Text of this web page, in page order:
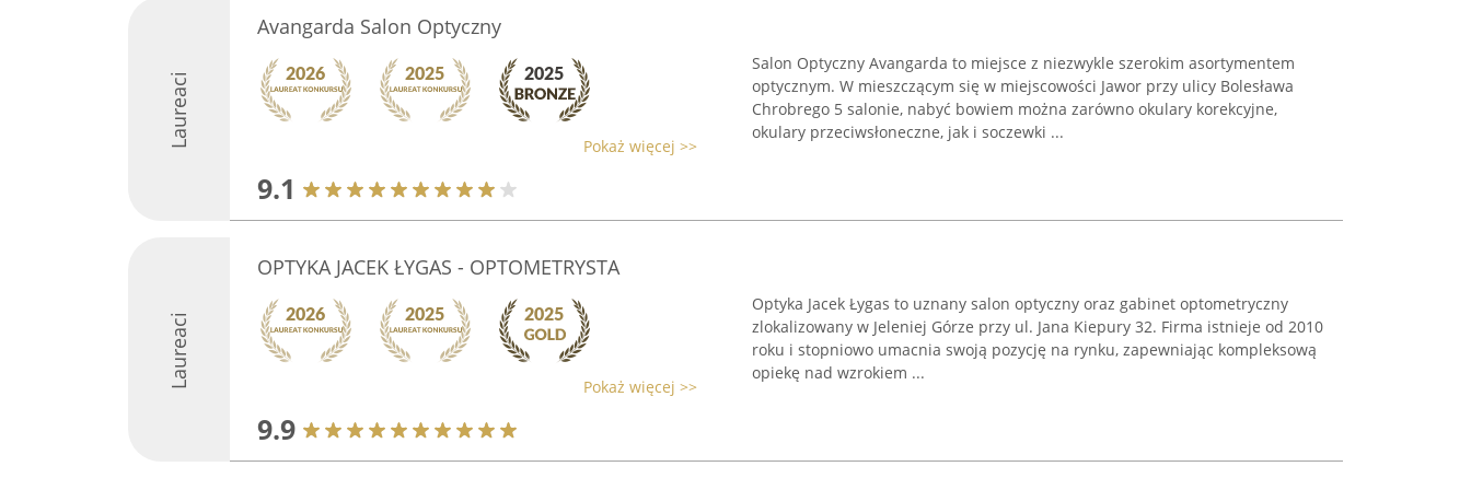
Laureaci
Avangarda Salon Optyczny
Pokaż więcej >>
9.1
Salon Optyczny Avangarda to miejsce z niezwykle szerokim asortymentem
optycznym. W mieszczącym się w miejscowości Jawor przy ulicy Bolesława
Chrobrego 5 salonie, nabyć bowiem można zarówno okulary korekcyjne,
okulary przeciwsłoneczne, jak i soczewki ...
Laureaci
OPTYKA JACEK ŁYGAS - OPTOMETRYSTA
Pokaż więcej >>
9.9
Optyka Jacek Łygas to uznany salon optyczny oraz gabinet optometryczny
zlokalizowany w Jeleniej Górze przy ul. Jana Kiepury 32. Firma istnieje od 2010
roku i stopniowo umacnia swoją pozycję na rynku, zapewniając kompleksową
opiekę nad wzrokiem ...